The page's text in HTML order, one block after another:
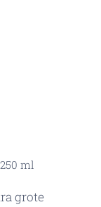
ml
grote